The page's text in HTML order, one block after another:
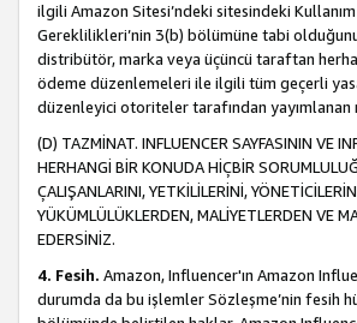
ilgili Amazon Sitesi’ndeki sitesindeki
Gereklilikleri’nin 3(b) bölümüne tabi
distribütör, marka veya üçüncü taraftan
ödeme düzenlemeleri ile ilgili tüm geçerli
düzenleyici otoriteler tarafından
(D) TAZMİNAT. INFLUENCER SAYFASININ VE
HERHANGİ BİR KONUDA HİÇBİR
ÇALIŞANLARINI, YETKİLİLERİNİ,
YÜKÜMLÜLÜKLERDEN, MALİYETLERDEN VE
EDERSİNİZ.
4. Fesih. Amazon, Influencer'ın Amazon
durumda da bu işlemler Sözleşme’nin fesih